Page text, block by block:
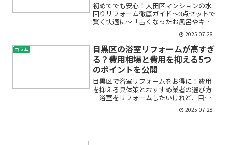
初めてでも安心！大田区マンションの水
回りリフォーム徹底ガイド〜3点セットで
賢く快適に〜「古くなったお風呂やキッ
チン、トイレが気になるけれど、リフォ
ームって難しそう」「どこから手をつけ
ていいかわからない」「費用や工事期間
が心配」——そんなお悩...
2025.07.28
コラム
目黒区の浴室リフォームが高すぎ
る？費用相場と費用を抑える5つ
のポイントを公開
目黒区で浴室リフォームをお得に！費用
を抑える具体策とおすすめ業者の選び方
「浴室をリフォームしたいけれど、目黒
区は相場が高いし費用が心配…」「初め
てのリフォームで失敗したくない」「少
2025.07.28